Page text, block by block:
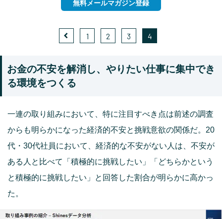
無料メールマガジン登録
1 2 3 4
お金の不安を解消し、やりたい仕事に集中でき
る環境をつくる
一連の取り組みにおいて、特に注目すべき点は前述の調査
からも明らかになった経済的不安と挑戦意欲の関係だ。20
代・30代社員において、経済的な不安がない人は、不安が
ある人と比べて「積極的に挑戦したい」「どちらかという
と積極的に挑戦したい」と回答した割合が明らかに高かっ
た。